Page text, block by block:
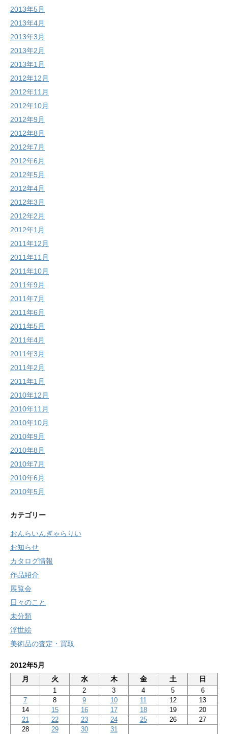
2013年5月
2013年4月
2013年3月
2013年2月
2013年1月
2012年12月
2012年11月
2012年10月
2012年9月
2012年8月
2012年7月
2012年6月
2012年5月
2012年4月
2012年3月
2012年2月
2012年1月
2011年12月
2011年11月
2011年10月
2011年9月
2011年7月
2011年6月
2011年5月
2011年4月
2011年3月
2011年2月
2011年1月
2010年12月
2010年11月
2010年10月
2010年9月
2010年8月
2010年7月
2010年6月
2010年5月
カテゴリー
おんらいんぎゃらりい
お知らせ
カタログ情報
作品紹介
展覧会
日々のこと
未分類
浮世絵
美術品の査定・買取
2012年5月
月
火 水 木 金 土 日
1 2 3 4 5
6
7
8 9 10 11 12
13
14
15 16 17 18 19
20
21
22 23 24 25 26
27
28
29 30 31